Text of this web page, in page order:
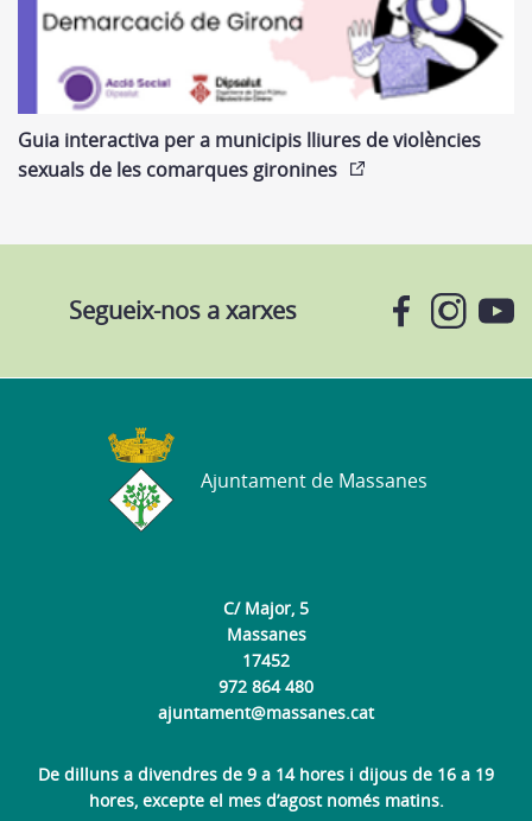
Guia interactiva per a municipis lliures de violències
sexuals de les comarques gironines
Segueix-nos a xarxes
C/ Major, 5
Massanes
17452
972 864 480
ajuntament@massanes.cat
De dilluns a divendres de 9 a 14 hores i dijous de 16 a 19
hores, excepte el mes d’agost només matins.
Ajuntament de Massanes